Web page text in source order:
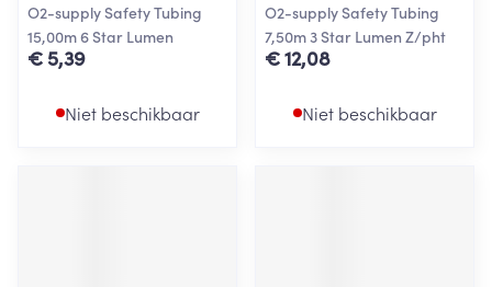
O2-supply Safety Tubing
15,00m 6 Star Lumen
€ 5,39
Niet beschikbaar
O2-supply Safety Tubing
7,50m 3 Star Lumen Z/pht
€ 12,08
Niet beschikbaar